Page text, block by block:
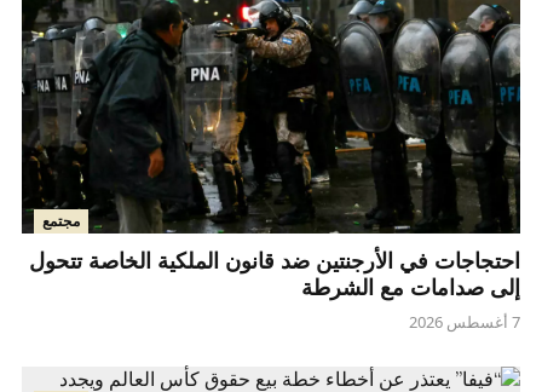
مجتمع
احتجاجات في الأرجنتين ضد قانون الملكية الخاصة تتحول
إلى صدامات مع الشرطة
7 أغسطس 2026